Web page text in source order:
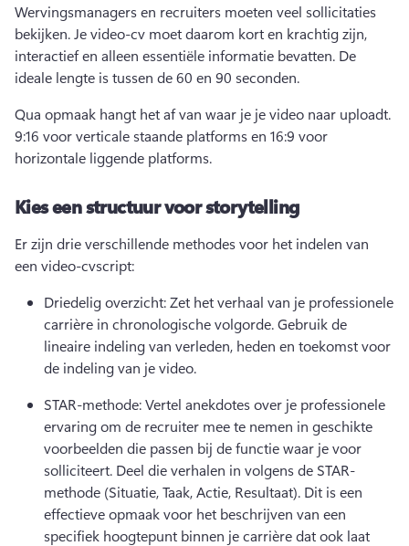
Wervingsmanagers en recruiters moeten veel sollicitaties
bekijken. Je video-cv moet daarom kort en krachtig zijn,
interactief en alleen essentiële informatie bevatten. De
ideale lengte is tussen de 60 en 90 seconden.
Qua opmaak hangt het af van waar je je video naar uploadt.
9:16 voor verticale staande platforms en 16:9 voor
horizontale liggende platforms.
Kies een structuur voor storytelling
Er zijn drie verschillende methodes voor het indelen van
een video-cvscript:
Driedelig overzicht: Zet het verhaal van je professionele
carrière in chronologische volgorde. Gebruik de
lineaire indeling van verleden, heden en toekomst voor
de indeling van je video.
STAR-methode: Vertel anekdotes over je professionele
ervaring om de recruiter mee te nemen in geschikte
voorbeelden die passen bij de functie waar je voor
solliciteert. Deel die verhalen in volgens de STAR-
methode (Situatie, Taak, Actie, Resultaat). Dit is een
effectieve opmaak voor het beschrijven van een
specifiek hoogtepunt binnen je carrière dat ook laat